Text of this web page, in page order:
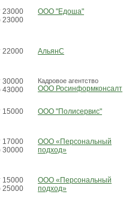
23000
23000
ООО "Едоша"
22000 АльянС
30000
43000
Кадровое агентство
ООО Росинформконсалт
15000 ООО "Полисервис"
17000
30000
ООО «Персональный
подход»
15000
25000
ООО «Персональный
подход»